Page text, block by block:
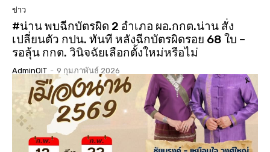
ข่าว
#น่าน พบฉีกบัตรผิด 2 อำเภอ ผอ.กกต.น่าน สั่ง
เปลี่ยนตัว กปน. ทันที หลังฉีกบัตรผิดรอย 68 ใบ –
รอลุ้น กกต. วินิจฉัยเลือกตั้งใหม่หรือไม่
AdminOIT - 9 กุมภาพันธ์ 2026